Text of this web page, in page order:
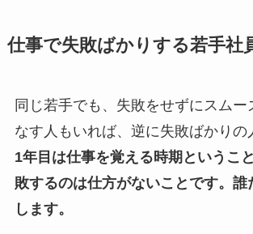
仕事で失敗ばかりする若手社
同じ若手でも、失敗をせずにスムー
なす人もいれば、逆に失敗ばかりの
1年目は仕事を覚える時期というこ
敗するのは仕方がないことです。誰
します。